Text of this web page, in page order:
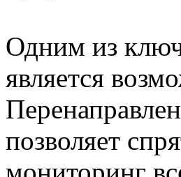
Одним из
является
позволяет